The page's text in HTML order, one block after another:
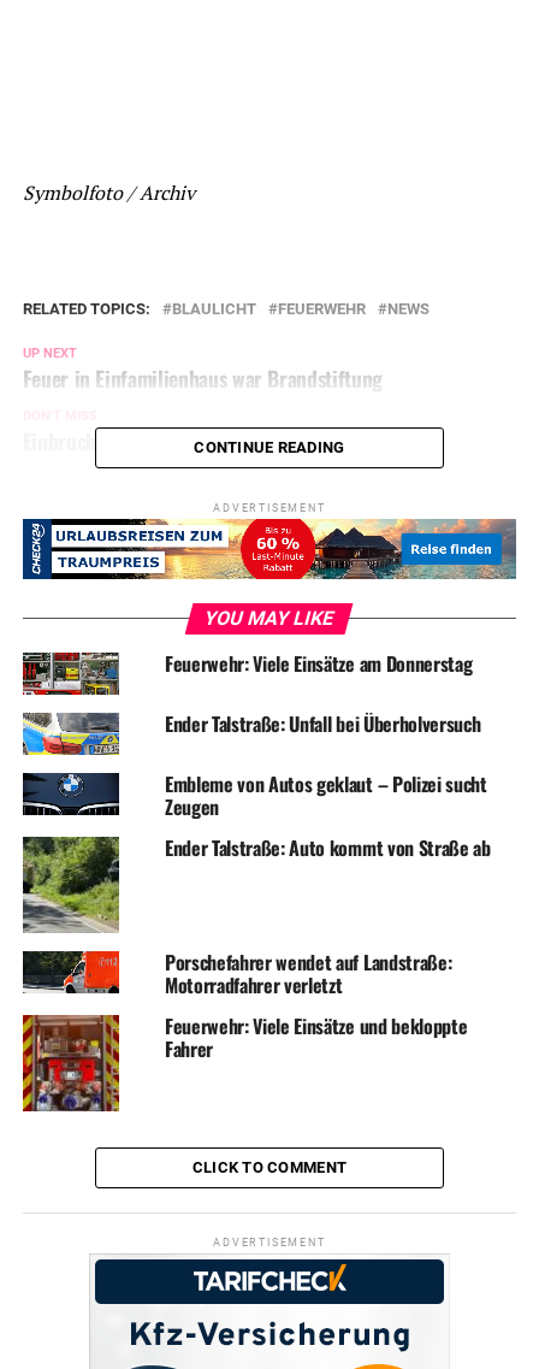
Symbolfoto / Archiv
RELATED TOPICS: BLAULICHT FEUERWEHR NEWS
UP NEXT
Feuer in Einfamilienhaus war Brandstiftung
Einbruch in EinfamilienhausCONTINUE READING
ADVERTISEMENT
YOU MAY LIKE
Feuerwehr: Viele Einsätze am Donnerstag
Ender Talstraße: Unfall bei Überholversuch
Embleme von Autos geklaut – Polizei sucht
Zeugen
Ender Talstraße: Auto kommt von Straße ab
Porschefahrer wendet auf Landstraße:
Motorradfahrer verletzt
Feuerwehr: Viele Einsätze und bekloppte
Fahrer
CLICK TO COMMENT
ADVERTISEMENT